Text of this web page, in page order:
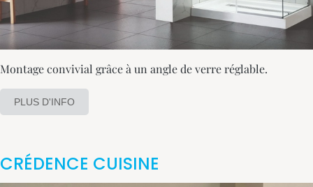
Montage convivial grâce à un angle de verre réglable.
PLUS D'INFO
CRÉDENCE CUISINE